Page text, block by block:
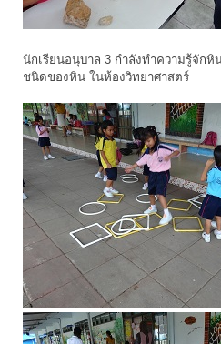
นักเรียนอนุบาล 3 กำลังทำความรู้จักหิ
ชนิดของหิน ในห้องวิทยาศาสตร์